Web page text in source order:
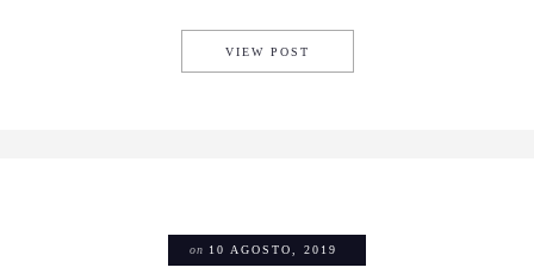
VIEW POST
on 10 AGOSTO, 2019